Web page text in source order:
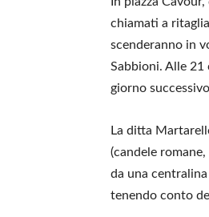
chiamati a
scenderanno in
Sabbioni. Alle 21
giorno
La ditta
(candele
da una
tenendo conto